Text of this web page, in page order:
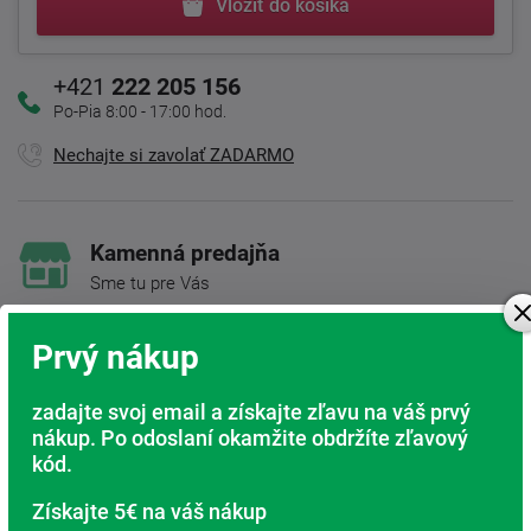
Vložiť do košíka
+421 222 205 156
Po-Pia 8:00 - 17:00 hod.
Nechajte si zavolať ZADARMO
Kamenná predajňa
Sme tu pre Vás
Pri nákupe nad 200 Eur
Radi poradíme s výberom
Nájdite vhodný matrac
Rodinná firma
S tradíciou od roku 1991
Prvý nákup
zadajte svoj email a získajte zľavu na váš prvý
nákup. Po odoslaní okamžite obdržíte zľavový
kód.
Získajte 5€ na váš nákup